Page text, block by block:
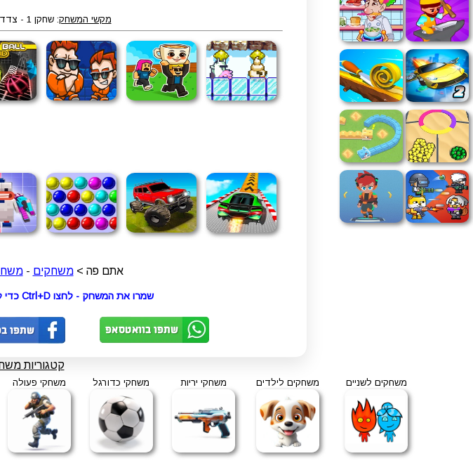
מקשי המשחק: שחקן 1 - צדדים ורווח , שחקן 2- wasd ו Q
אתם פה >משחקים -
שמרו את המשחק - לחצו Ctrl+D כדי לשמור במועדפים או שתפו עם חברים
קטגוריות
משחקים לשניים משחקים לילדים משחקי יריות משחקי כדורגל משחקי פעולה